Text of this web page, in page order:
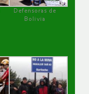
Defensoras de
Bolivia